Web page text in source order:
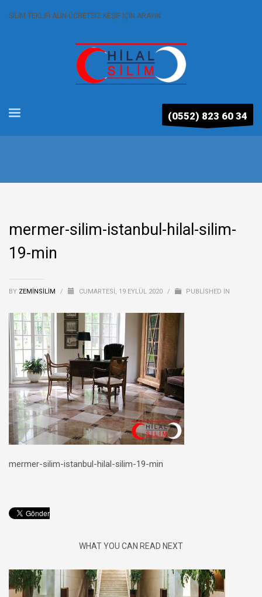
SİLİM TEKLİFİ ALIN ÜCRETSİZ KEŞİF İÇİN ARAYIN
(0552) 823 60 34
mermer-silim-istanbul-hilal-silim-
19-min
BY ZEMINSILIM / CUMARTESI, 19 EYLÜL 2020 / PUBLISHED IN
mermer-silim-istanbul-hilal-silim-19-min
WHAT YOU CAN READ NEXT